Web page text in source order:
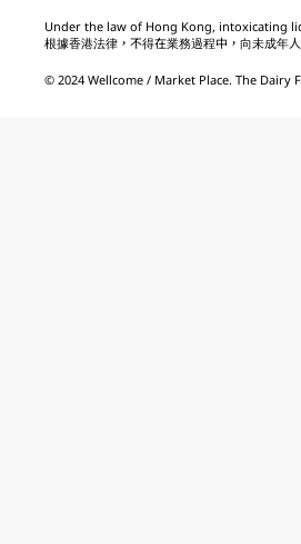
Under the law of Hong Kong, intoxicating
根據香港法律，不得在業務過程中，向未成年
© 2024 Wellcome / Market Place. The